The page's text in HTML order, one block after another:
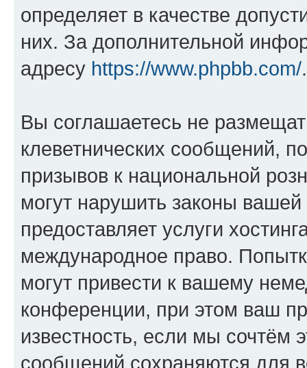
определяет в качестве
них. За дополнительной
адресу https://www.phpbb.com/.
Вы соглашаетесь не
клеветнических сообщений,
призывов к национальной
могут нарушить законы
предоставляет услуги
международное право.
могут привести к вашему
конференции, при этом ваш
известность, если мы сочтём
сообщений сохраняются для